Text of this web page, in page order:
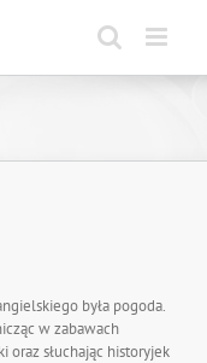
była pogoda.
w zabawach
oraz słuchając historyjek